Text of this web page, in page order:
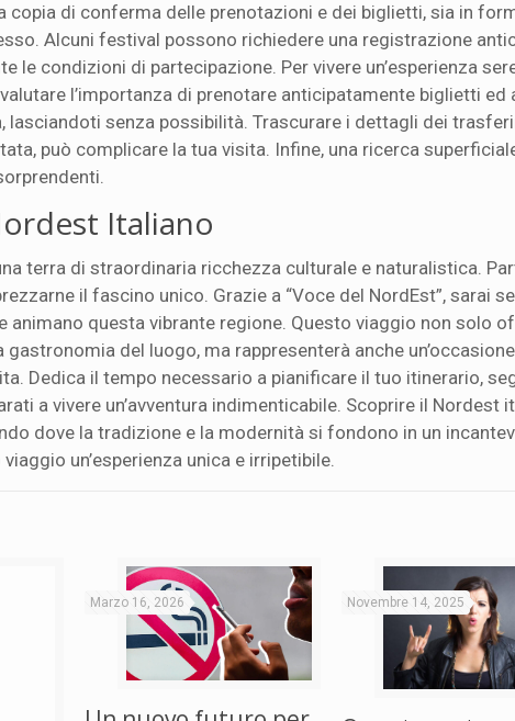
copia di conferma delle prenotazioni e dei biglietti, sia in
Alcuni festival possono richiedere una registrazione
le condizioni di partecipazione. Per vivere un’esperienza
l’importanza di prenotare anticipatamente biglietti
lasciandoti senza possibilità. Trascurare i dettagli dei
può complicare la tua visita. Infine, una ricerca
Italiano
terra di straordinaria ricchezza culturale e naturalistica.
il fascino unico. Grazie a “Voce del NordEst”, sarai
animano questa vibrante regione. Questo viaggio non solo
gastronomia del luogo, ma rappresenterà anche
Dedica il tempo necessario a pianificare il tuo itinerario,
a vivere un’avventura indimenticabile. Scoprire il
dove la tradizione e la modernità si fondono in un
un’esperienza unica e irripetibile.
Marzo 16, 2026 Novembre 14, 2025